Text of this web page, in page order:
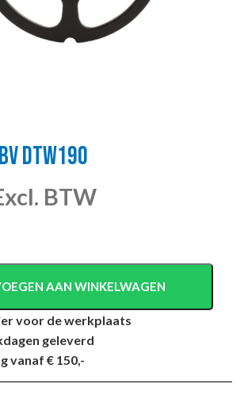
DTW190
BTW
AAN WINKELWAGEN
voor de werkplaats
geleverd
vanaf € 150,-